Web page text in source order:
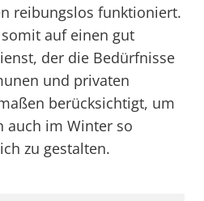
reibungslos funktioniert.
auf einen gut
der die Bedürfnisse
und privaten
berücksichtigt, um
auch im Winter so
zu gestalten.